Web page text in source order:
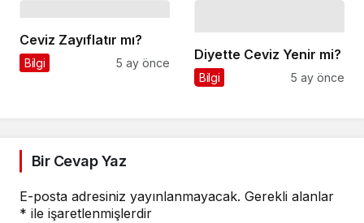
Ceviz Zayıflatır mı?
Bilgi 5 ay önce
Diyette Ceviz Yenir mi?
Bilgi 5 ay önce
Bir Cevap Yaz
E-posta adresiniz yayınlanmayacak. Gerekli alanlar
* ile işaretlenmişlerdir